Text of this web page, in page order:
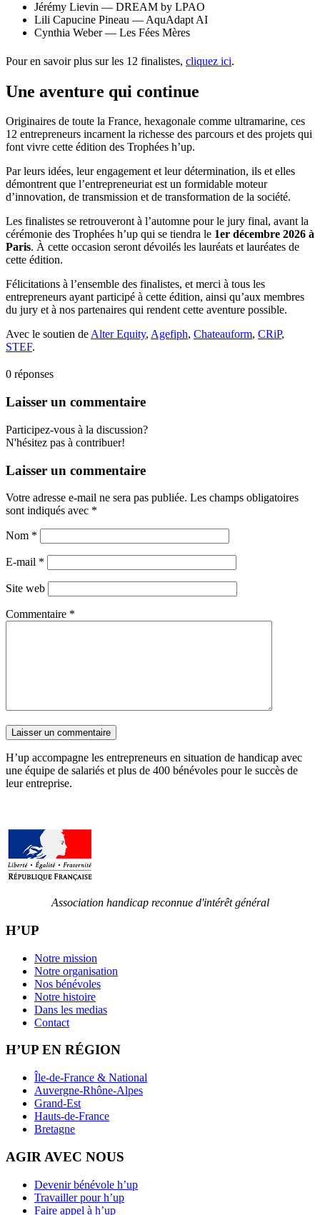
Jérémy Lievin — DREAM by LPAO
Lili Capucine Pineau — AquAdapt AI
Cynthia Weber — Les Fées Mères
Pour en savoir plus sur les 12 finalistes, cliquez ici.
Une aventure qui continue
Originaires de toute la France, hexagonale comme ultramarine, ces
12 entrepreneurs incarnent la richesse des parcours et des projets qui
font vivre cette édition des Trophées h’up.
Par leurs idées, leur engagement et leur détermination, ils et elles
démontrent que l’entrepreneuriat est un formidable moteur
d’innovation, de transmission et de transformation de la société.
Les finalistes se retrouveront à l’automne pour le jury final, avant la
cérémonie des Trophées h’up qui se tiendra le 1er décembre 2026 à
Paris. À cette occasion seront dévoilés les lauréats et lauréates de
cette édition.
Félicitations à l’ensemble des finalistes, et merci à tous les
entrepreneurs ayant participé à cette édition, ainsi qu’aux membres
du jury et à nos partenaires qui rendent cette aventure possible.
Avec le soutien deAlter Equity, Agefiph, Chateauform, CRiP,
STEF.
0 réponses
Laisser un commentaire
Participez-vous à la discussion?
N'hésitez pas à contribuer!
Laisser un commentaire
Votre adresse e-mail ne sera pas publiée. Les champs obligatoires
sont indiqués avec *
Nom *
E-mail *
Site web
Commentaire *
H’up accompagne​​ les entrepreneurs en situation de handicap avec
une équipe de salariés et plus de 400 bénévoles pour le succès de
leur entreprise.
Association handicap reconnue d'intérêt général
H’UP
Notre mission
Notre organisation
Nos bénévoles
Notre histoire
Dans les medias
Contact
H’UP EN RÉGION
Île-de-France & National
Auvergne-Rhône-Alpes
Grand-Est
Hauts-de-France
Bretagne
AGIR AVEC NOUS
Devenir bénévole h’up
Travailler pour h’up
Faire appel à h’up